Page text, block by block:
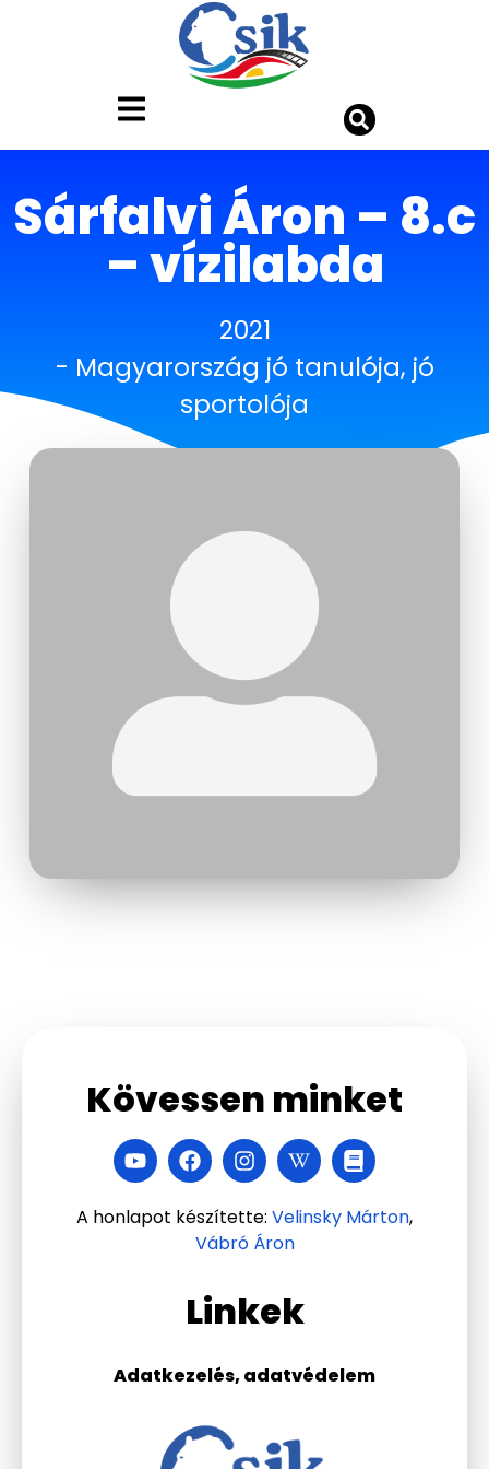
Sárfalvi Áron – 8.c
– vízilabda
2021
- Magyarország jó tanulója, jó
sportolója
Linkek
Adatkezelés, adatvédelem
Kövessen minket
A honlapot készítette: Velinsky Márton,
Vábró Áron